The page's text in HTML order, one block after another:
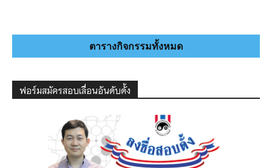
ตารางกิจกรรมทั้งหมด
ฟอร์มสมัครสอบเลื่อนอันดับดั้ง